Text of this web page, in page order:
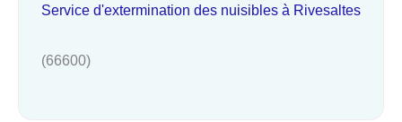
Service d'extermination des nuisibles à Rivesaltes
(66600)